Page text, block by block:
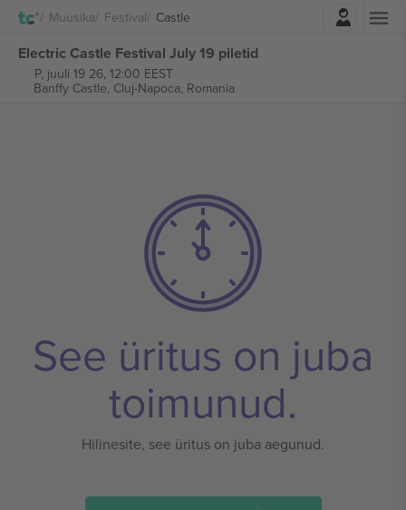
Muusika Festival Castle
Electric Castle Festival July 19 piletid
P, juuli 19 26, 12:00 EEST
Banffy Castle, Cluj-Napoca, Romania
See üritus on juba
toimunud.
Hilinesite, see üritus on juba aegunud.